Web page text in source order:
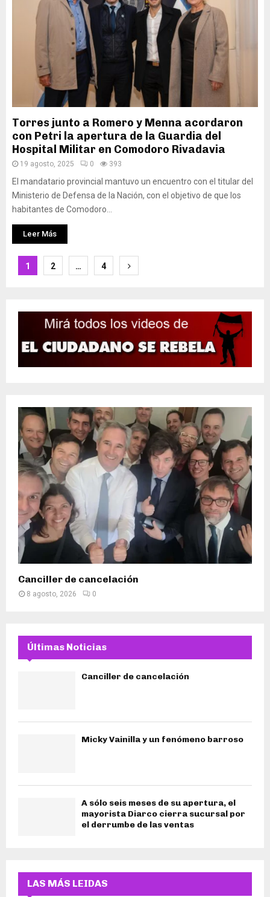
Torres junto a Romero y Menna acordaron
con Petri la apertura de la Guardia del
Hospital Militar en Comodoro Rivadavia
19 agosto, 2025 0 393
El mandatario provincial mantuvo un encuentro con el titular del
Ministerio de Defensa de la Nación, con el objetivo de que los
habitantes de Comodoro...
Leer Más
Paginación
entradas
1 2 … 4
Canciller de cancelación
8 agosto, 2026 0
Últimas Noticias
Canciller de cancelación
Micky Vainilla y un fenómeno barroso
A sólo seis meses de su apertura, el
mayorista Diarco cierra sucursal por
el derrumbe de las ventas
LAS MÁS LEIDAS